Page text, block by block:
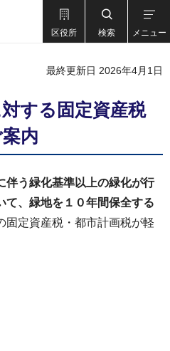
区役所 検索 メニュー
最終更新日 2026年4月1日
する固定資産税
内
伴う緑化基準以上の緑化が行
て、緑地を１０年間保全する
固定資産税・都市計画税が軽